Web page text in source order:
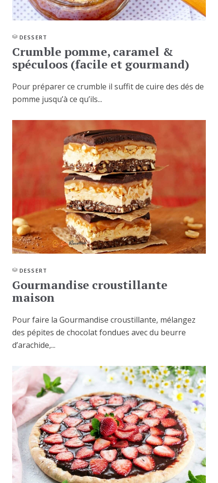
DESSERT
Crumble pomme, caramel &
spéculoos (facile et gourmand)
Pour préparer ce crumble il suffit de cuire des dés de
pomme jusqu’à ce qu’ils...
DESSERT
Gourmandise croustillante
maison
Pour faire la Gourmandise croustillante, mélangez
des pépites de chocolat fondues avec du beurre
d’arachide,...